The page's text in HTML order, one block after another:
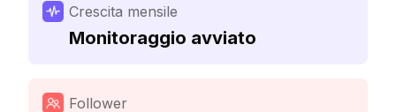
Crescita mensile
Monitoraggio avviato
Follower